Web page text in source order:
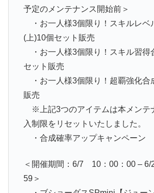
予定のメンテナンス開始前＞
・お一人様3個限り！スキルレベ
(上)10個セット販売
・お一人様3個限り！スキル習得
セット販売
・お一人様3個限り！超覇強化合
販売
※上記3つのアイテムは本メンテ
入制限をリセットいたしました。
・合成確率アップキャンペーン
＜開催期間：6/7 10：00：00 –
59＞